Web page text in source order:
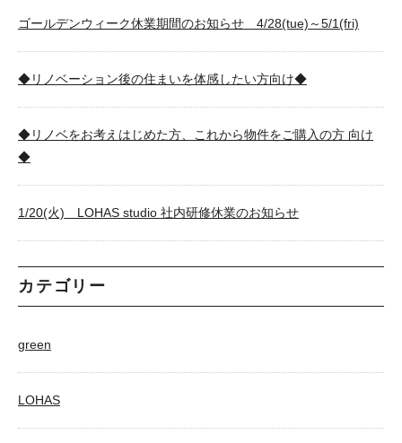
ゴールデンウィーク休業期間のお知らせ 4/28(tue)～5/1(fri)
◆リノベーション後の住まいを体感したい方向け◆
◆リノベをお考えはじめた方、これから物件をご購入の方 向け
◆
1/20(火) LOHAS studio 社内研修休業のお知らせ
カテゴリー
green
LOHAS